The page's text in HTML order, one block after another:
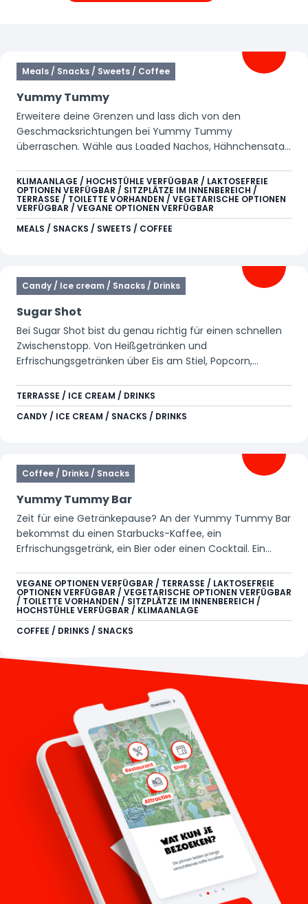
Meals / Snacks / Sweets / Coffee
Yummy Tummy
Erweitere deine Grenzen und lass dich von den
Geschmacksrichtungen bei Yummy Tummy
überraschen. Wähle aus Loaded Nachos, Hähnchensatay
Umgebung kannst du nicht nur dich selbst, sondern
auch dein Gerät aufladen. Gieße dir ganz einfach dein
eigenes Erfrischungsgetränk oder Heißgetränk an der
Self-Service-Station oder genieße an der Bar einen
Starbucks-Kaffee, Cocktail oder ein anderes
KLIMAANLAGE / HOCHSTÜHLE VERFÜGBAR / LAKTOSEFREIE
OPTIONEN VERFÜGBAR / SITZPLÄTZE IM INNENBEREICH /
TERRASSE / TOILETTE VORHANDEN / VEGETARISCHE OPTIONEN
VERFÜGBAR / VEGANE OPTIONEN VERFÜGBAR
MEALS / SNACKS / SWEETS / COFFEE
Candy / Ice cream / Snacks / Drinks
Sugar Shot
Bei Sugar Shot bist du genau richtig für einen schnellen
Zwischenstopp. Von Heißgetränken und
Erfrischungsgetränken über Eis am Stiel, Popcorn,
Unox-Brötchen. Hier bekommst du alles, was lecker ist.
Außerdem gibt es an diesem Standort Arcade-Spiele für
alle, die Lust auf zusätzlichen Spaß haben.
TERRASSE / ICE CREAM / DRINKS
CANDY / ICE CREAM / SNACKS / DRINKS
Coffee / Drinks / Snacks
Yummy Tummy Bar
Zeit für eine Getränkepause? An der Yummy Tummy Bar
bekommst du einen Starbucks-Kaffee, ein
Erfrischungsgetränk, ein Bier oder einen Cocktail. Ein
voller Energie weiterzumachen.
VEGANE OPTIONEN VERFÜGBAR / TERRASSE / LAKTOSEFREIE
OPTIONEN VERFÜGBAR / VEGETARISCHE OPTIONEN VERFÜGBAR
/ TOILETTE VORHANDEN / SITZPLÄTZE IM INNENBEREICH /
HOCHSTÜHLE VERFÜGBAR / KLIMAANLAGE
COFFEE / DRINKS / SNACKS